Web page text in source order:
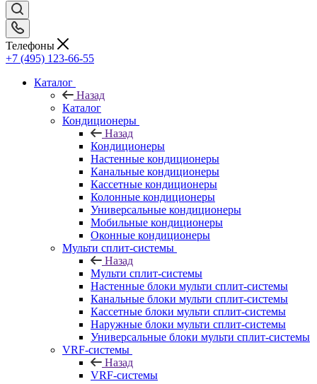
Телефоны
+7 (495) 123-66-55
Каталог
Назад
Каталог
Кондиционеры
Назад
Кондиционеры
Настенные кондиционеры
Канальные кондиционеры
Кассетные кондиционеры
Колонные кондиционеры
Универсальные кондиционеры
Мобильные кондиционеры
Оконные кондиционеры
Мульти сплит-системы
Назад
Мульти сплит-системы
Настенные блоки мульти сплит-системы
Канальные блоки мульти сплит-системы
Кассетные блоки мульти сплит-системы
Наружные блоки мульти сплит-системы
Универсальные блоки мульти сплит-системы
VRF-системы
Назад
VRF-системы